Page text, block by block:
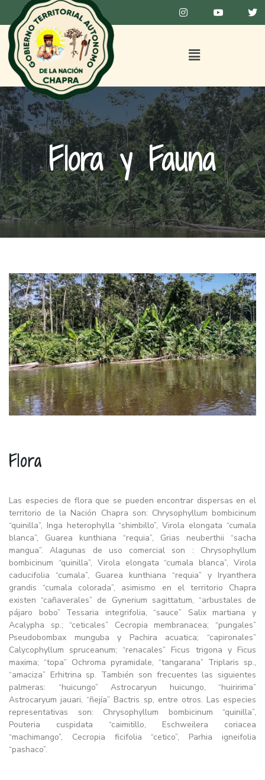
Flora y Fauna
Flora
Las especies de flora que se pueden encontrar dispersas en el
territorio de la Nación Chapra son: Chrysophyllum bombicinum
“quinilla”, Inga heterophylla “shimbillo”, Virola elongata “cumala
blanca”, Guarea kunthiana “requia”, Grias neuberthii “sacha
mangua”. Alagunas de uso comercial son : Chrysophyllum
bombicinum “quinilla”, Virola elongata “cumala blanca”, Virola
caducifolia “cumala”, Guarea kunthiana “requia” y Iryanthera
grandis “cumala colorada”, asimismo en el territorio Chapra
existen “cañaverales” de Gynerium sagittatum, “arbustales de
pájaro bobo” Tessaria integrifolia, “sauce” Salix martiana y
Acalypha sp.; “ceticales” Cecropia membranacea; “pungales”
Pseudobombax munguba y Pachira acuatica; “capironales”
Calycophyllum spruceanum; “renacales” Ficus trigona y Ficus
maxima; “topa” Ochroma pyramidale, “tangarana” Triplaris sp.,
“amaciza” Erhitrina sp. También son frecuentes las siguientes
palmeras: “huicungo” Astrocaryun huicungo, “huiririma”
Astrocaryum jauari, “ñejía” Bactris sp, entre otros. Las especies
representativas son: Chrysophyllum bombicinum “quinilla”,
Pouteria cuspidata “caimitillo, Eschweilera coriacea
“machimango”, Cecropia ficifolia “cetico”, Parhia igneifolia
“pashaco”.